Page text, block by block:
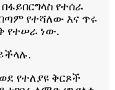
የተሰራ
የተሻለው እና ጥሩ
የተሠራ ነው.
የተለያዩ ቅርጾች